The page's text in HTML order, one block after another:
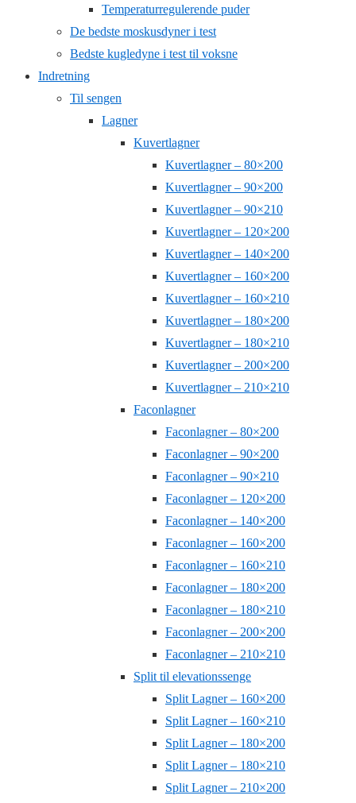
Temperaturregulerende puder
De bedste moskusdyner i test
Bedste kugledyne i test til voksne
Indretning
Til sengen
Lagner
Kuvertlagner
Kuvertlagner – 80×200
Kuvertlagner – 90×200
Kuvertlagner – 90×210
Kuvertlagner – 120×200
Kuvertlagner – 140×200
Kuvertlagner – 160×200
Kuvertlagner – 160×210
Kuvertlagner – 180×200
Kuvertlagner – 180×210
Kuvertlagner – 200×200
Kuvertlagner – 210×210
Faconlagner
Faconlagner – 80×200
Faconlagner – 90×200
Faconlagner – 90×210
Faconlagner – 120×200
Faconlagner – 140×200
Faconlagner – 160×200
Faconlagner – 160×210
Faconlagner – 180×200
Faconlagner – 180×210
Faconlagner – 200×200
Faconlagner – 210×210
Split til elevationssenge
Split Lagner – 160×200
Split Lagner – 160×210
Split Lagner – 180×200
Split Lagner – 180×210
Split Lagner – 210×200